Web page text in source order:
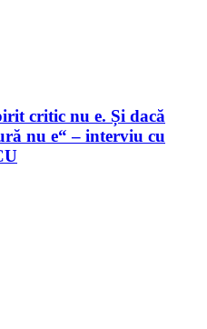
critic nu e. Și dacă
nu e“ – interviu cu